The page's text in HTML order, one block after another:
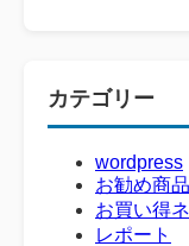
カテゴリー
wordpress
お勧め商品
お買い得
レポート